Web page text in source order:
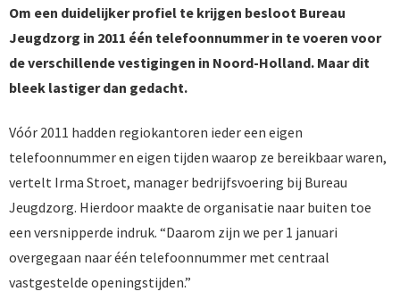
Om een duidelijker profiel te krijgen besloot Bureau
Jeugdzorg in 2011 één telefoonnummer in te voeren voor
de verschillende vestigingen in Noord-Holland. Maar dit
bleek lastiger dan gedacht.
Vóór 2011 hadden regiokantoren ieder een eigen
telefoonnummer en eigen tijden waarop ze bereikbaar waren,
vertelt Irma Stroet, manager bedrijfsvoering bij Bureau
Jeugdzorg. Hierdoor maakte de organisatie naar buiten toe
een versnipperde indruk. “Daarom zijn we per 1 januari
overgegaan naar één telefoonnummer met centraal
vastgestelde openingstijden.”